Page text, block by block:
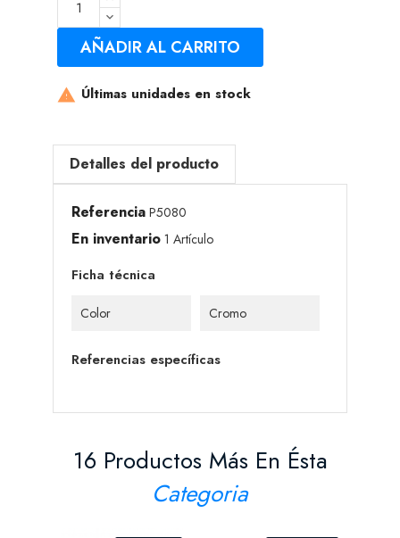
AÑADIR AL CARRITO
 Últimas unidades en stock
Detalles del producto
Referencia P5080
En inventario 1 Artículo
Ficha técnica
Color Cromo
Referencias específicas
16 Productos Más En Ésta
Categoria